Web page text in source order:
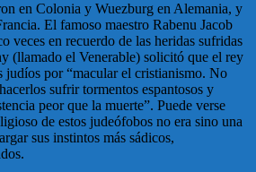
en Colonia y Wuezburg en Alemania, y
El famoso maestro Rabenu Jacob
veces en recuerdo de las heridas sufridas
(llamado el Venerable) solicitó que el rey
judíos por “macular el cristianismo. No
sufrir tormentos espantosos y
peor que la muerte”. Puede verse
de estos judeófobos no era sino una
sus instintos más sádicos,